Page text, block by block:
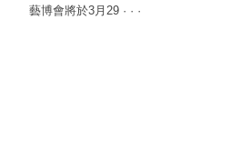
藝博會將於3月29 · · ·